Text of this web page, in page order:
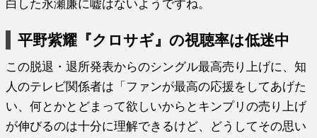
白した永瀬廉に嘘はないようですね。
平野紫耀『クロサギ』の視聴率は低迷中
この脱退・退所発表からのシングル最高売り上げに、知
人のテレビ関係者は「ファンが最高の応援をしてあげた
い、何とかとどまって欲しいからとキンプリの売り上げ
が伸びるのは十分に理解できるけど、どうしてその思い